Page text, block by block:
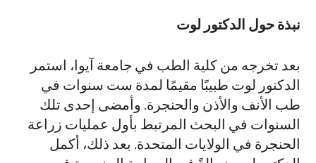
نبذة حول الدكتور لوت
بعد تخرجه من كلية الطب في جامعة آيوا، استمر
الدكتور لوت طبيبًا مقيمًا لمدة ست سنوات في
طب الأنف والأذن والحنجرة. وأمضى إحدى تلك
السنوات في البحث المرتبط بأول عمليات زراعة
الحنجرة في الولايات المتحدة. بعد ذلك، أكمل